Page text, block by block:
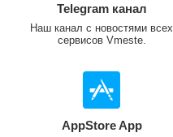
Telegram канал
Наш канал с новостями всех
сервисов Vmeste.
AppStore App